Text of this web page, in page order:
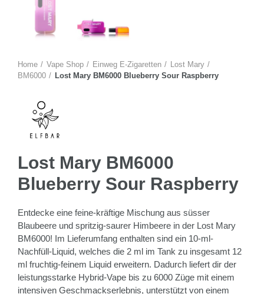
Home Vape Shop Einweg E-Zigaretten
Lost Mary
BM6000
Lost Mary BM6000 Blueberry Sour Raspberry
Lost Mary BM6000
Blueberry Sour Raspberry
Entdecke eine feine-kräftige Mischung aus süsser
Blaubeere und spritzig-saurer Himbeere in der Lost Mary
BM6000! Im Lieferumfang enthalten sind ein 10-ml-
Nachfüll-Liquid, welches die 2 ml im Tank zu insgesamt 12
ml fruchtig-feinem Liquid erweitern. Dadurch liefert dir der
leistungsstarke Hybrid-Vape bis zu 6000 Züge mit einem
intensiven Geschmackserlebnis, unterstützt von einem